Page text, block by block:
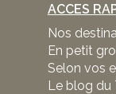
ACCES
Nos
En petit
Selon vos
Le blog du